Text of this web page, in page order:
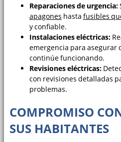
Reparaciones de urgencia:
apagones hasta fusibles
y confiable.
Instalaciones eléctricas:
emergencia para asegurar
continúe funcionando.
Revisiones eléctricas:
con revisiones detalladas
problemas.
COMPROMISO
SUS HABITANTES